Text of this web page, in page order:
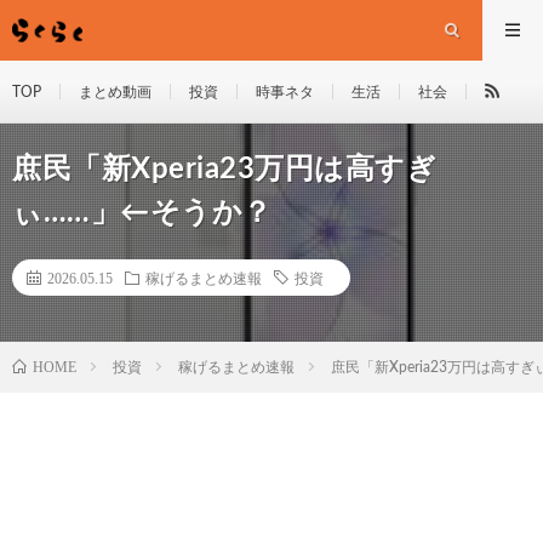
TOP まとめ動画 投資 時事ネタ 生活 社会
庶民「新Xperia23万円は高すぎ
ぃ……」←そうか？
2026.05.15 稼げるまとめ速報 投資
HOME 投資 稼げるまとめ速報 庶民「新Xperia23万円は高す